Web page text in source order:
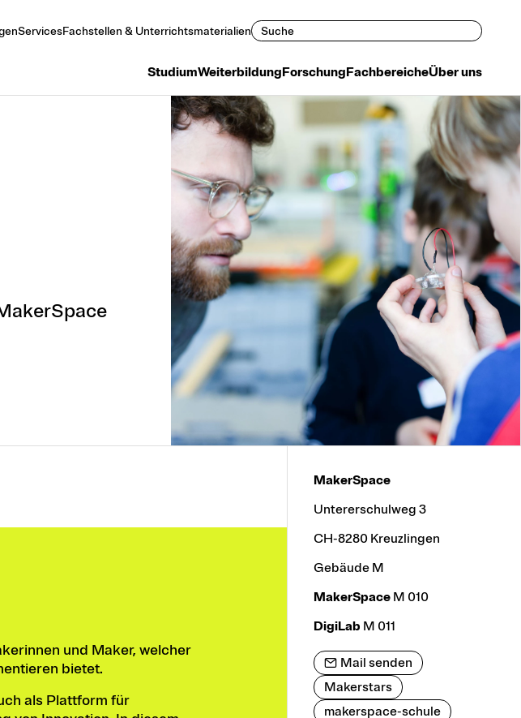
StudiumWeiterbildungForschungFachbereicheÜber uns
ServicesFachstellen & Unterrichtsmaterialien Suchen
und Maker, welcher
bietet.
als Plattform für
MakerSpace
Untererschulweg 3
CH-8280 Kreuzlingen
Gebäude M
MakerSpace M 010
DigiLab M 011
Mail senden
Makerstars
makerspace-schule